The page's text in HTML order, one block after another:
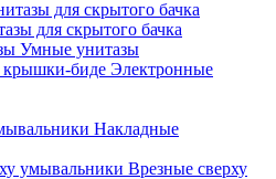
для скрытого бачка
Умные унитазы
Электронные
Накладные
Врезные сверху